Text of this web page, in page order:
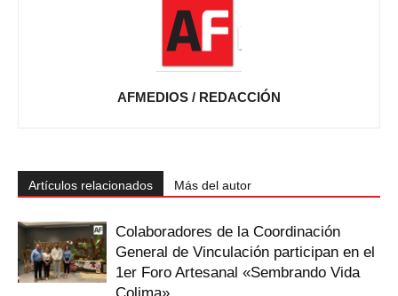
AFMEDIOS / REDACCIÓN
Artículos relacionados Más del autor
Colaboradores de la Coordinación
General de Vinculación participan en el
1er Foro Artesanal «Sembrando Vida